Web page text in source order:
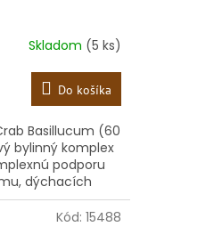
Skladom (5 ks)
Do košíka
Basillucum (60
bylinný komplex
podporu
dýchacích
rovnováhy.
Kód: 15488